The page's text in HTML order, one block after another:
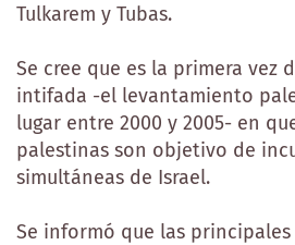
Tulkarem y Tubas.
Se cree que es la primera vez
intifada -el levantamiento
lugar entre 2000 y 2005- en
palestinas son objetivo de
simultáneas de Israel.
Se informó que las